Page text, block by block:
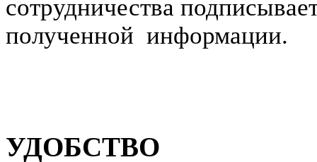
сотрудничества
полученной информации.
УДОБСТВО